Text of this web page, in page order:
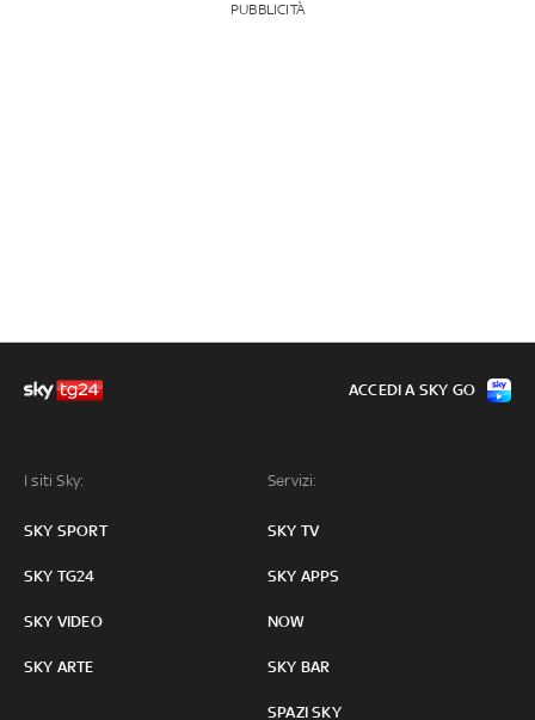
PUBBLICITÀ
I siti Sky:
SKY SPORT
SKY TG24
SKY VIDEO
SKY ARTE
Servizi:
SKY TV
SKY APPS
NOW
SKY BAR
SPAZI SKY
ACCEDI A SKY GO